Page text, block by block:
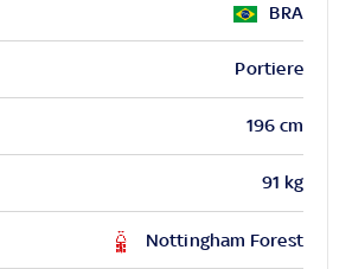
BRA
Portiere
196 cm
91 kg
Nottingham Forest